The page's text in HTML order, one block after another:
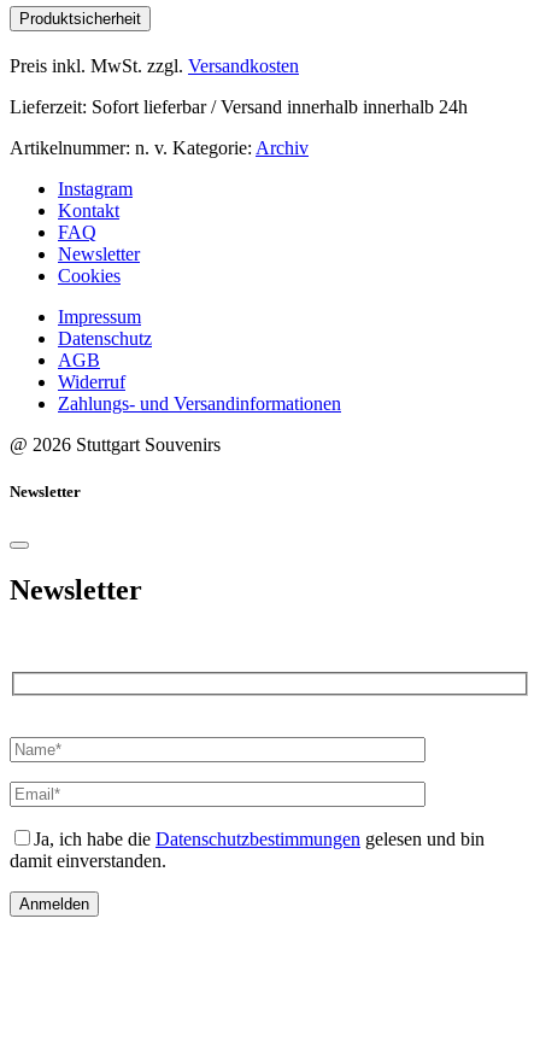
Produktsicherheit
Preis inkl. MwSt. zzgl. Versandkosten
Lieferzeit: Sofort lieferbar / Versand innerhalb innerhalb 24h
Artikelnummer: n. v. Kategorie: Archiv
Instagram
Kontakt
FAQ
Newsletter
Cookies
Impressum
Datenschutz
AGB
Widerruf
Zahlungs- und Versandinformationen
@ 2026 Stuttgart Souvenirs
Newsletter
Newsletter
lasse
Feld
leer.
Ja, ich habe die Datenschutzbestimmungen gelesen und bin
damit einverstanden.
Anmelden